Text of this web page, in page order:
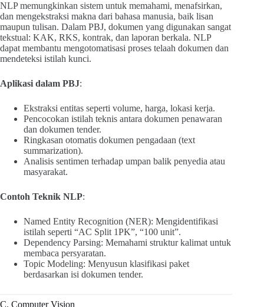
NLP memungkinkan sistem untuk memahami, menafsirkan,
dan mengekstraksi makna dari bahasa manusia, baik lisan
maupun tulisan. Dalam PBJ, dokumen yang digunakan sangat
tekstual: KAK, RKS, kontrak, dan laporan berkala. NLP
dapat membantu mengotomatisasi proses telaah dokumen dan
mendeteksi istilah kunci.
Aplikasi dalam PBJ:
Ekstraksi entitas seperti volume, harga, lokasi kerja.
Pencocokan istilah teknis antara dokumen penawaran
dan dokumen tender.
Ringkasan otomatis dokumen pengadaan (text
summarization).
Analisis sentimen terhadap umpan balik penyedia atau
masyarakat.
Contoh Teknik NLP:
Named Entity Recognition (NER): Mengidentifikasi
istilah seperti “AC Split 1PK”, “100 unit”.
Dependency Parsing: Memahami struktur kalimat untuk
membaca persyaratan.
Topic Modeling: Menyusun klasifikasi paket
berdasarkan isi dokumen tender.
C. Computer Vision